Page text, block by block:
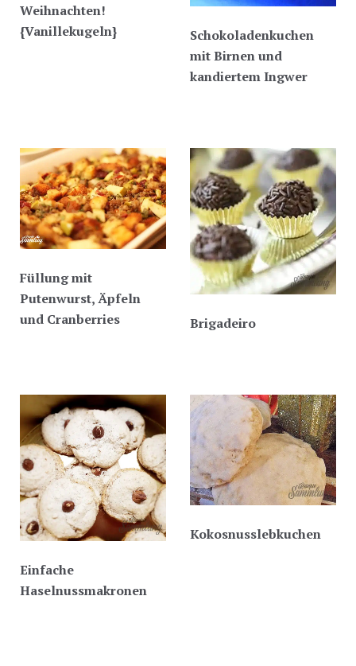
Weihnachten!
{Vanillekugeln}
Schokoladenkuchen
mit Birnen und
kandiertem Ingwer
Füllung mit
Putenwurst, Äpfeln
und Cranberries
Brigadeiro
Einfache
Haselnussmakronen
Kokosnusslebkuchen